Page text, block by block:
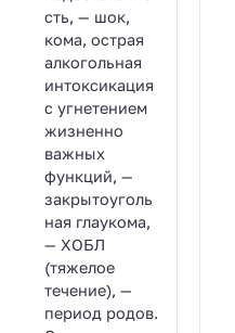
сть, — шок,
кома, острая
алкогольная
интоксикация
с угнетением
жизненно
важных
функций, —
закрытоуголь
ная глаукома,
— ХОБЛ
(тяжелое
течение), —
период родов.